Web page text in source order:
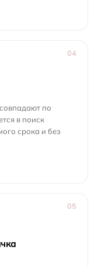
04
по
в поиск
срока и без
05